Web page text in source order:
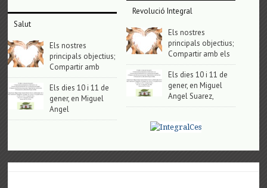
Salut
Els nostres
principals objectius;
Compartir amb
Els dies 10 i 11 de
gener, en Miguel
Angel
Revolució Integral
Els nostres
principals objectius;
Compartir amb els
Els dies 10 i 11 de
gener, en Miguel
Angel Suarez,